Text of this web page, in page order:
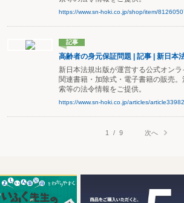
https://www.sn-hoki.co.jp/shop/item/
記事
高齢者の身元保証問題 | 記事 | 新日本
新日本法規出版が運営する公式オン
関連書籍・加除式・電子書籍の販売
索等の法令情報をご提供。
https://www.sn-hoki.co.jp/articles/
1 / 9 次へ